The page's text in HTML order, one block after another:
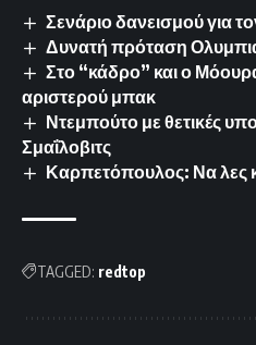
Σενάριο δανεισμού για
Δυνατή πρόταση
Στο “κάδρο” και ο
αριστερού μπακ
Ντεμπούτο με θετικές
Σμαΐλοβιτς
Καρπετόπουλος: Να λες
TAGGED: redtop